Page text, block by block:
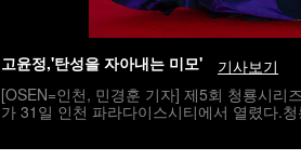
고윤정,'탄성을 자아내는 미모'
기사보기
[OSEN=인천, 민경훈 기자] 제5회 청룡시리
가 31일 인천 파라다이스시티에서 열렸다.
사회는 전현무와 임윤아로 5년 연속 호흡을